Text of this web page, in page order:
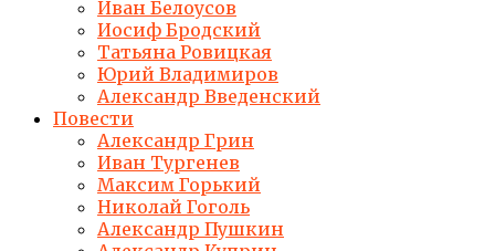
Иван Белоусов
Иосиф Бродский
Татьяна Ровицкая
Юрий Владимиров
Александр Введенский
Повести
Александр Грин
Иван Тургенев
Максим Горький
Николай Гоголь
Александр Пушкин